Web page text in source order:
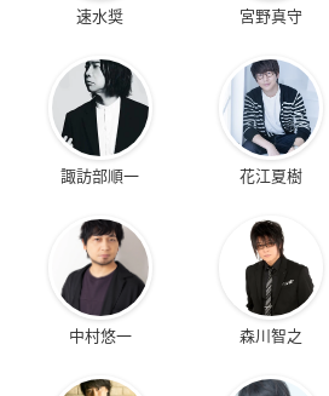
速水奨 宮野真守
諏訪部順一 花江夏樹
中村悠一 森川智之